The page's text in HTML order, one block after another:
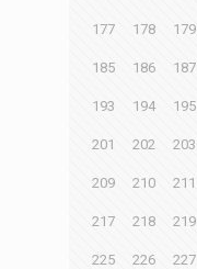
177 178 179
185 186 187
193 194 195
201 202 203
209 210 211
217 218 219
225 226 227